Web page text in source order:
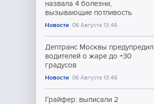
назвала 4 болезни,
вызывающие потливость
Новости 06 Августа 13:46
Дептранс Москвы предупредил
водителей о жаре до +30
градусов
Новости 06 Августа 13:46
Грайфер: выписали 2